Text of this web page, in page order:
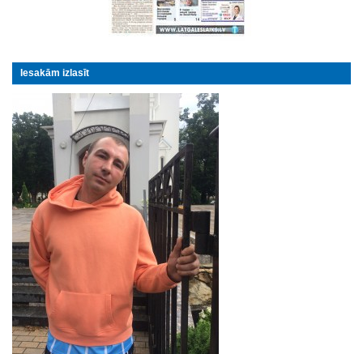
Iesakām izlasīt